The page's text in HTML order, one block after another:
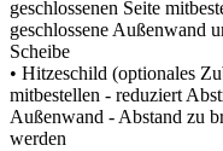
geschlossenen Seite
geschlossene Außenwand
Scheibe
• Hitzeschild (optionales
mitbestellen - reduziert
Außenwand - Abstand zu
werden